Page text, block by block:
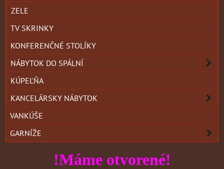
ZELE
TV SKRINKY
KONFERENČNÉ STOLÍKY
NÁBYTOK DO SPÁLNÍ
KÚPEĽŇA
KANCELÁRSKY NÁBYTOK
VANKÚŠE
GARNÍŽE
!Máme otvorené!